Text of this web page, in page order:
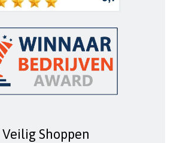
Veilig Shoppen